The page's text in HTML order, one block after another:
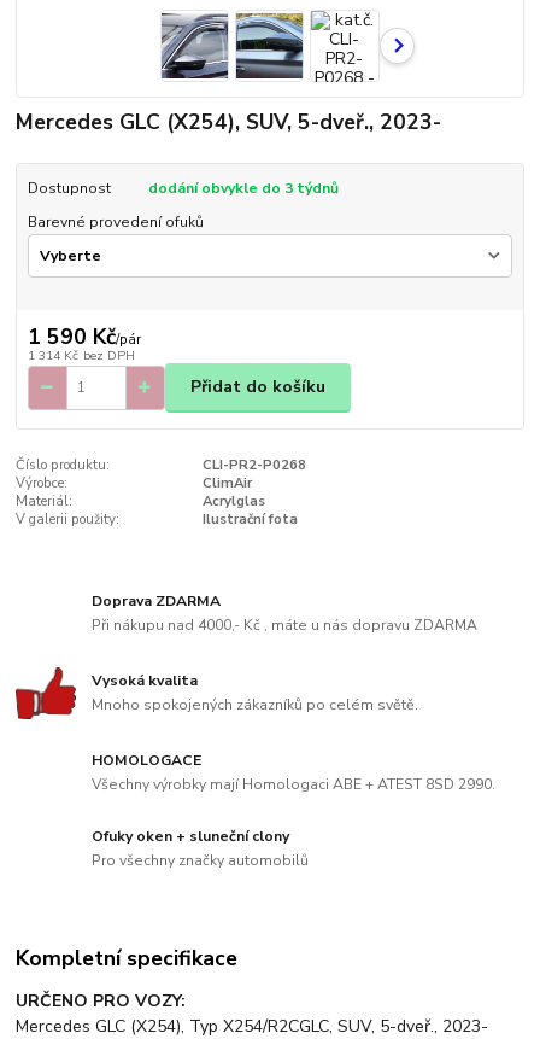
Mercedes GLC (X254), SUV, 5-dveř., 2023-
Dostupnost
dodání obvykle do 3 týdnů
Barevné provedení ofuků
1 590 Kč/pár
1 314 Kč bez DPH
Přidat do košíku
Číslo produktu:
CLI-PR2-P0268
Výrobce:
ClimAir
Materiál:
Acrylglas
V galerii použity:
Ilustrační fota
Doprava ZDARMA
Při nákupu nad 4000,- Kč , máte u nás dopravu ZDARMA
Vysoká kvalita
Mnoho spokojených zákazníků po celém světě.
HOMOLOGACE
Všechny výrobky mají Homologaci ABE + ATEST 8SD 2990.
Ofuky oken + sluneční clony
Pro všechny značky automobilů
Kompletní specifikace
URČENO PRO VOZY:
Mercedes GLC (X254), Typ X254/R2CGLC, SUV, 5-dveř., 2023-